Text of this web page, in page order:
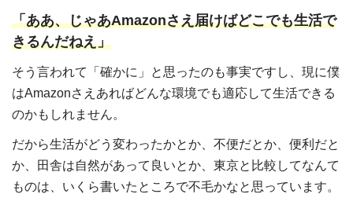
「ああ、じゃあAmazonさえ届けばどこでも生活で
きるんだねえ」
そう言われて「確かに」と思ったのも事実ですし、現に僕
はAmazonさえあればどんな環境でも適応して生活できる
のかもしれません。
だから生活がどう変わったかとか、不便だとか、便利だと
か、田舎は自然があって良いとか、東京と比較してなんて
ものは、いくら書いたところで不毛かなと思っています。